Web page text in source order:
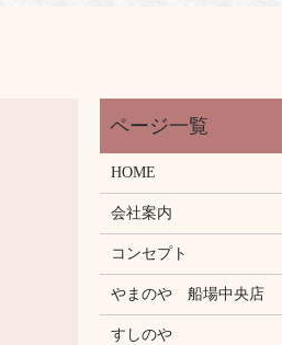
HOME
会社案内
コンセプト
やまのや 船場中央店
すしのや